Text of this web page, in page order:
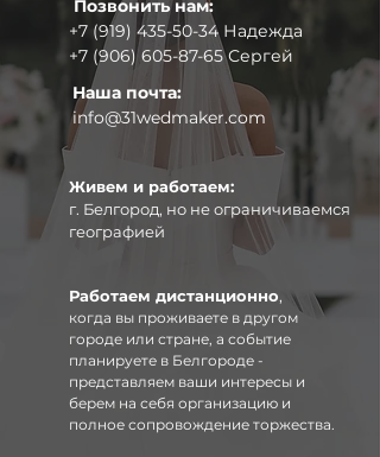
Позвонить нам:
+7 (919) 435-50-34Надежда
+7 (906) 605-87-65Сергей
Наша почта:
info@31wedmaker.com
Живем и работаем:
г. Белгород, но не ограничиваемся
географией
Работаем дистанционно,
когда вы проживаете в другом
городе или стране, а событие
планируете в Белгороде -
представляем ваши интересы и
берем на себя организацию и
полное сопровождение торжества.